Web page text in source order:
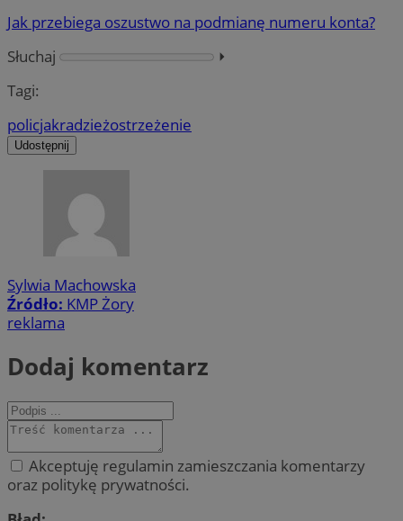
Jak przebiega oszustwo na podmianę numeru konta?
Słuchaj
⏵︎
Tagi:
policjakradzieżostrzeżenie
Udostępnij
Sylwia Machowska
Źródło: KMP Żory
reklama
Dodaj komentarz
Akceptuję regulamin zamieszczania komentarzy
oraz politykę prywatności.